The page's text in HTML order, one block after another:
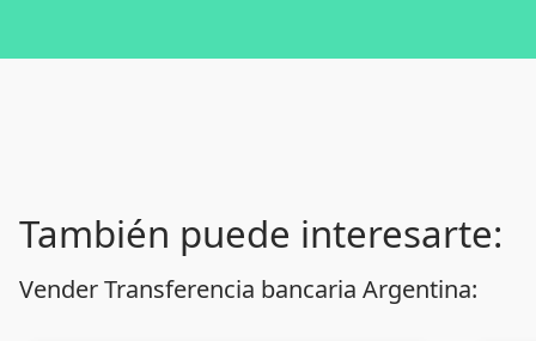
También puede interesarte:
Vender Transferencia bancaria Argentina: